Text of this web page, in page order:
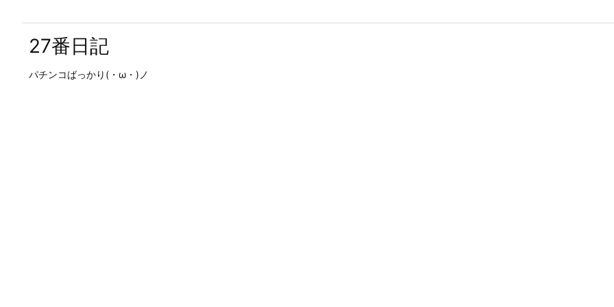
27番日記
パチンコばっかり(・ω・)ノ